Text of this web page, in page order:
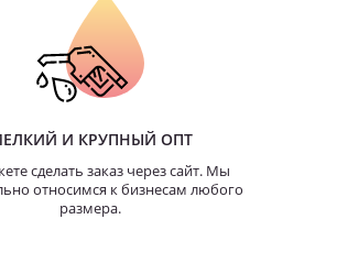
И КРУПНЫЙ ОПТ
сделать заказ через сайт. Мы
относимся к бизнесам любого
размера.